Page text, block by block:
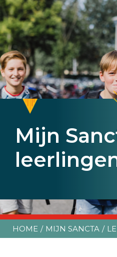
Mijn
Mijn
Mijn
HOME MIJN SANCTA